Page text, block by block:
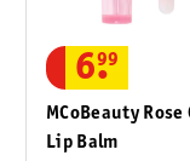
MCoBeauty Rose
Lip Balm
6.
99